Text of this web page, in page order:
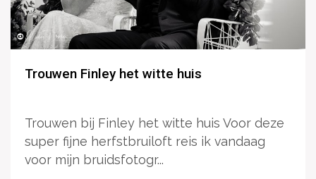
Trouwen Finley het witte huis
Trouwen bij Finley het witte huis Voor deze
super fijne herfstbruiloft reis ik vandaag
voor mijn bruidsfotogr...